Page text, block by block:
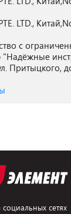
LTD.,
с
"Надёжные
Притыцкого,
сетях